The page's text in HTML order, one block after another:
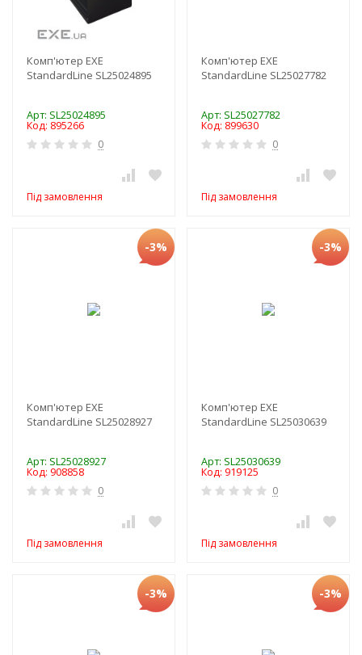
Комп'ютер EXE
StandardLine SL25024895
Арт: SL25024895
Код: 895266
0
Під замовлення
Комп'ютер EXE
StandardLine SL25027782
Арт: SL25027782
Код: 899630
0
Під замовлення
-3%
Комп'ютер EXE
StandardLine SL25028927
Арт: SL25028927
Код: 908858
0
Під замовлення
-3%
Комп'ютер EXE
StandardLine SL25030639
Арт: SL25030639
Код: 919125
0
Під замовлення
-3% -3%